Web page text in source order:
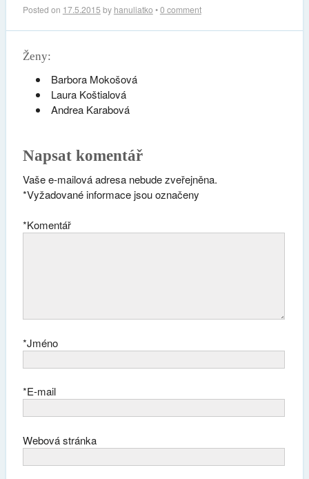
Posted on 17.5.2015 by hanuliatko •0 comment
Ženy:
Barbora Mokošová
Laura Koštialová
Andrea Karabová
Napsat komentář
Vaše e-mailová adresa nebude zveřejněna.
Vyžadované informace jsou označeny
*
Komentář
*
Jméno
*
E-mail
*
Webová stránka